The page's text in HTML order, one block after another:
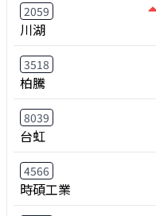
2059
川湖
3518
柏騰
8039
台虹
4566
時碩工業